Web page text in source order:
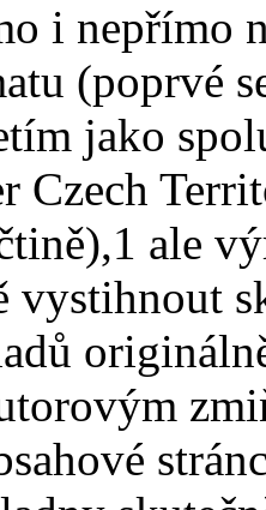
i nepřímo
(poprvé
jako
Czech
ale
vystihnout